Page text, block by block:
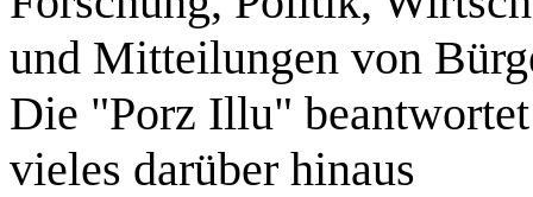
und Mitteilungen von
Die "Porz Illu"
vieles darüber hinaus